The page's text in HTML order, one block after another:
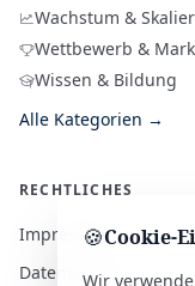
Wachstum &
Wettbewerb &
Wissen & Bildung
Alle Kategorien →
RECHTLICHES
Impressum
Datenschutz
🍪Cookie-
Wir